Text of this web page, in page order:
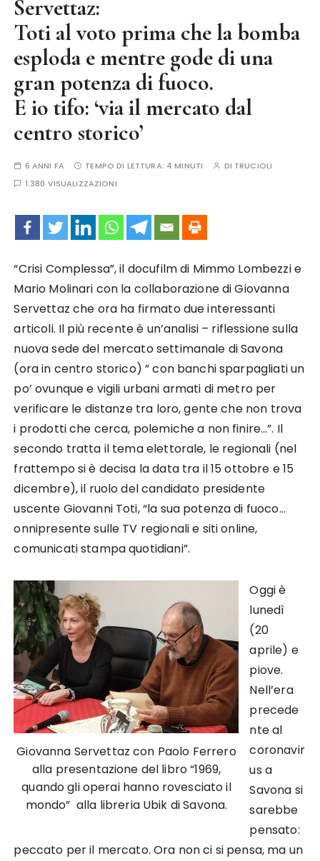
Servettaz:
Toti al voto prima che la bomba
esploda e mentre gode di una
gran potenza di fuoco.
E io tifo: ‘via il mercato dal
centro storico’
6 ANNI FA TEMPO DI LETTURA: 4 MINUTI DI TRUCIOLI
1.380 VISUALIZZAZIONI
“Crisi Complessa”, il docufilm di Mimmo Lombezzi e
Mario Molinari con la collaborazione di Giovanna
Servettaz che ora ha firmato due interessanti
articoli. Il più recente è un’analisi – riflessione sulla
nuova sede del mercato settimanale di Savona
(ora in centro storico) ” con banchi sparpagliati un
po’ ovunque e vigili urbani armati di metro per
verificare le distanze tra loro, gente che non trova
i prodotti che cerca, polemiche a non finire…”. Il
secondo tratta il tema elettorale, le regionali (nel
frattempo si è decisa la data tra il 15 ottobre e 15
dicembre), il ruolo del candidato presidente
uscente Giovanni Toti, “la sua potenza di fuoco…
onnipresente sulle TV regionali e siti online,
comunicati stampa quotidiani”.
Giovanna Servettaz con Paolo Ferrero
alla presentazione del libro “1969,
quando gli operai hanno rovesciato il
mondo” alla libreria Ubik di Savona.
Oggi è
lunedì
(20
aprile) e
piove.
Nell’era
precede
nte al
coronavir
us a
Savona si
sarebbe
pensato:
peccato per il mercato. Ora non ci si pensa, ma un